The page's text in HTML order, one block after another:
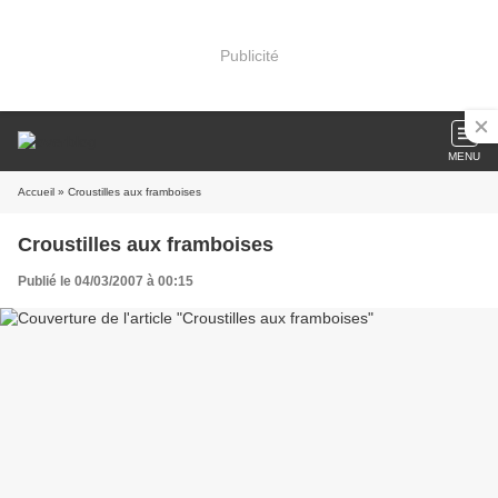
Publicité
MENU
Accueil » Croustilles aux framboises
Croustilles aux framboises
Publié le 04/03/2007 à 00:15